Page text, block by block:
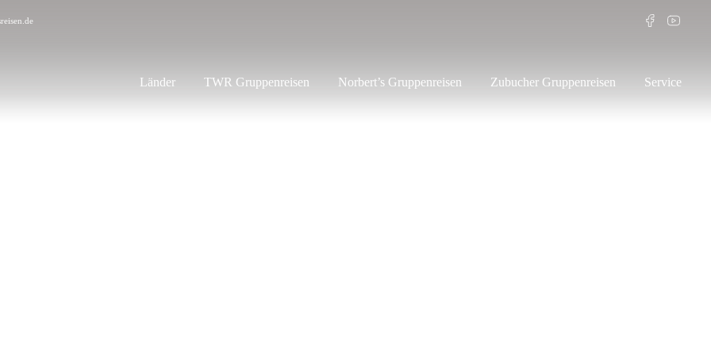
Länder TWR Gruppenreisen Norbert’s Gruppenreisen Zubucher Gruppenreisen Service